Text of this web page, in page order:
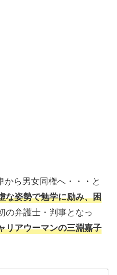
から男女同権へ・・・と
な姿勢で勉学に励み、困
の弁護士・判事となっ
リアウーマンの三淵嘉子